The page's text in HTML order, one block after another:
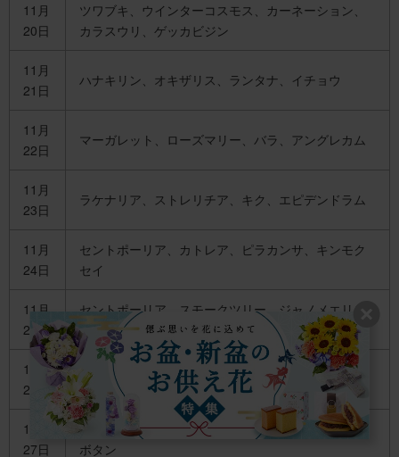
11月
20日
ツワブキ、ウインターコスモス、カーネーション、
カラスウリ、ゲッカビジン
11月
21日
ハナキリン、オキザリス、ランタナ、イチョウ
11月
22日
マーガレット、ローズマリー、バラ、アングレカム
11月
23日
ラケナリア、ストレリチア、キク、エピデンドラム
11月
24日
セントポーリア、カトレア、ピラカンサ、キンモク
セイ
11月
25日
セントポーリア、スモークツリー、ジャノメエリ
カ、ネリネ
11月
26日
ホタルブクロ、グラジオラス、ラケナリア、カラー
11月
27日
サザンカ、ジャスミン、ツワブキ、デンファレ、ハ
ボタン